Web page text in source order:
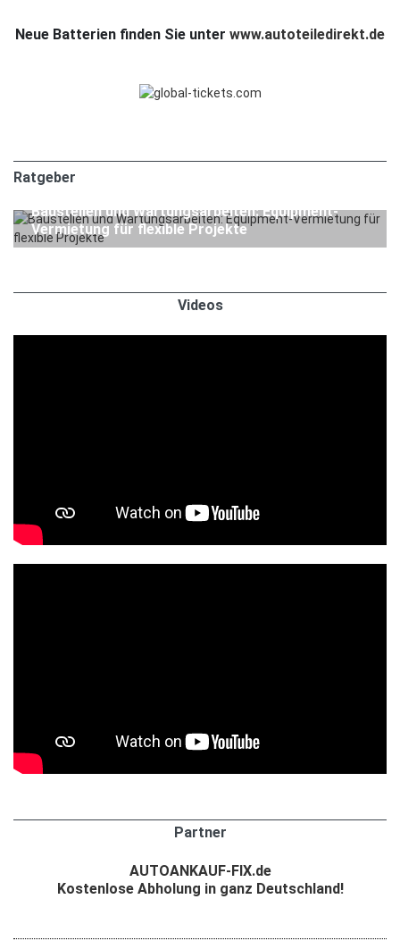
Neue Batterien finden Sie unter www.autoteiledirekt.de
Ratgeber
Ratgeber
Baustellen und Wartungsarbeiten: Equipment-
Vermietung für flexible Projekte
Videos
Partner
AUTOANKAUF-FIX.de
Kostenlose Abholung in ganz Deutschland!